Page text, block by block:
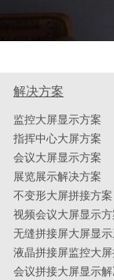
解决方案
监控大屏显示方案
指挥中心大屏方案
会议大屏显示方案
展览展示解决方案
不变形大屏拼接方案
视频会议大屏显示
无缝拼接屏大屏显
液晶拼接屏监控大
会议拼接大屏显示